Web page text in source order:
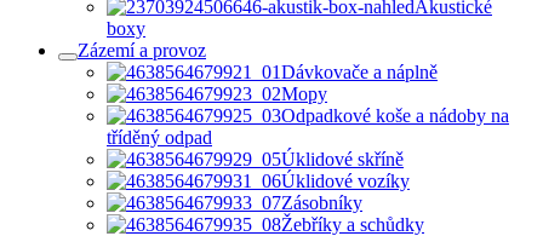
Akustické
boxy
Zázemí a provoz
Dávkovače a náplně
Mopy
Odpadkové koše a nádoby na
tříděný odpad
Úklidové skříně
Úklidové vozíky
Zásobníky
Žebříky a schůdky